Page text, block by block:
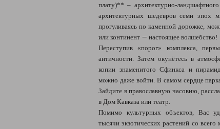
плату)** – архитектурно-
архитектурных шедевров семи эпох
прогуливаясь по каменной дорожке,
или континент — настоящее волшебство!
Переступив «порог» комплекса,
античности. Затем окунётесь в
копии знаменитого Сфинкса и
можно даже войти. В самом сердце
Зайдите в православную часовню,
в Дом Кавказа или театр.
Помимо культурных объектов, Вас
тысячи экзотических растений со